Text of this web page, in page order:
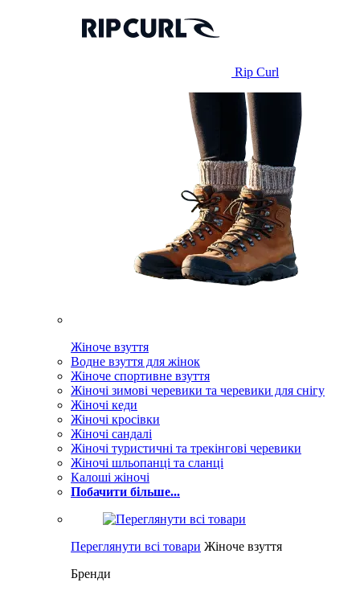
Rip Curl
Жіноче взуття
Водне взуття для жінок
Жіноче спортивне взуття
Жіночі зимові черевики та черевики для снігу
Жіночі кеди
Жіночі кросівки
Жіночі сандалі
Жіночі туристичні та трекінгові черевики
Жіночі шльопанці та сланці
Калоші жіночі
Побачити більше...
Переглянути всі товари Жіноче взуття
Бренди